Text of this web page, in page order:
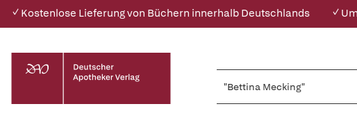
✓ Kostenlose Lieferung von Büchern innerhalb Deutschlands ✓